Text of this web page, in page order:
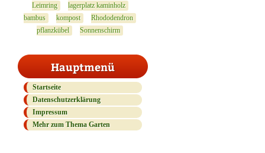
Leimring
lagerplatz kaminholz
bambus
kompost
Rhododendron
pflanzkübel
Sonnenschirm
Hauptmenü
Startseite
Datenschutzerklärung
Impressum
Mehr zum Thema Garten